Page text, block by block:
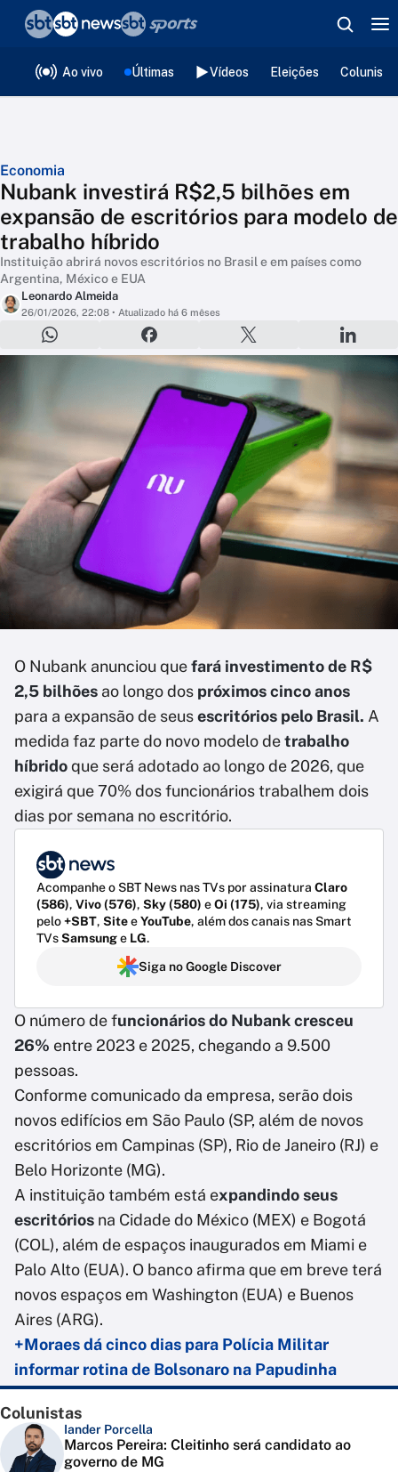
Ao vivo Últimas Vídeos Eleições
Economia
Nubank investirá R$2,5 bilhões em
expansão de escritórios para modelo de
trabalho híbrido
Instituição abrirá novos escritórios no Brasil e em países como
Argentina, México e EUA
Leonardo Almeida
26/01/2026, 22:08 • Atualizado há 6 mêses
O Nubank anunciou quefará investimento de R$
2,5 bilhões ao longo dos próximos cinco anos
para a expansão de seusescritórios pelo Brasil. A
medida faz parte do novo modelo detrabalho
híbridoque será adotado ao longo de 2026, que
exigirá que 70% dos funcionários trabalhem dois
dias por semana no escritório.
Acompanhe o SBT News nas TVs por assinatura Claro
(586), Vivo (576), Sky (580) eOi (175), via streaming
pelo+SBT, SiteeYouTube, além dos canais nas Smart
TVsSamsunge LG.
Siga no Google Discover
O número de funcionários do Nubank cresceu
26% entre 2023 e 2025, chegando a 9.500
pessoas.
Conforme comunicado da empresa, serão dois
novos edifícios em São Paulo (SP, além de novos
escritórios em Campinas (SP), Rio de Janeiro (RJ) e
Belo Horizonte (MG).
A instituição também está expandindo seus
escritórios na Cidade do México (MEX) e Bogotá
(COL), além de espaços inaugurados em Miami e
Palo Alto (EUA). O banco afirma que em breve terá
novos espaços em Washington (EUA) e Buenos
Aires (ARG).
+Moraes dá cinco dias para Polícia Militar
informar rotina de Bolsonaro na Papudinha
Colunistas
Iander Porcella
Marcos Pereira: Cleitinho será candidato ao
governo de MG
❮voltar
Editorias